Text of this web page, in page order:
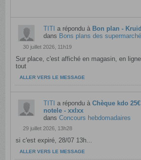
TITI a répondu à Bon plan -
dans Bons plans des
30 juillet 2026, 11h19
Sur place, c'est affiché en magasin, en
tout
ALLER VERS LE MESSAGE
TITI a répondu àChèque kdo
notele - xxlxx
dansConcours hebdomadaires
29 juillet 2026, 13h28
si c'est expiré, 28/07 13h...
ALLER VERS LE MESSAGE